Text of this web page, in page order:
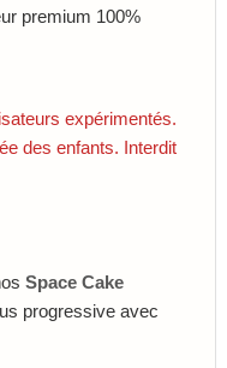
premium 100%
expérimentés.
des enfants. Interdit
Space Cake
progressive avec